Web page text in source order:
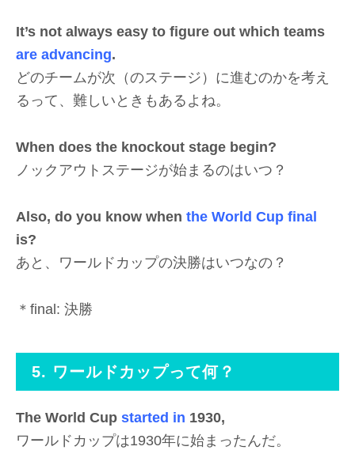
It’s not always easy to figure out which teams
are advancing.
どのチームが次（のステージ）に進むのかを考え
るって、難しいときもあるよね。
When does the knockout stage begin?
ノックアウトステージが始まるのはいつ？
Also, do you know when the World Cup final
is?
あと、ワールドカップの決勝はいつなの？
＊final: 決勝
5. ワールドカップって何？
The World Cup started in 1930,
ワールドカップは1930年に始まったんだ。